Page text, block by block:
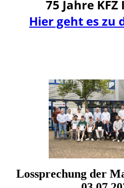
75 Jahre
Hier geht es zu
Lossprechung der